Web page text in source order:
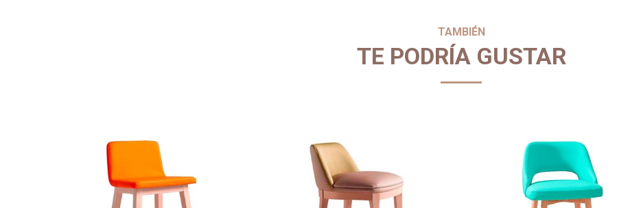
TAMBIÉN
TE PODRÍA GUSTAR